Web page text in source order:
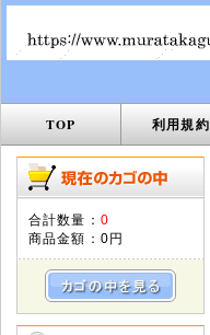
TOP 利用規約
合計数量： 0
商品金額： 0円